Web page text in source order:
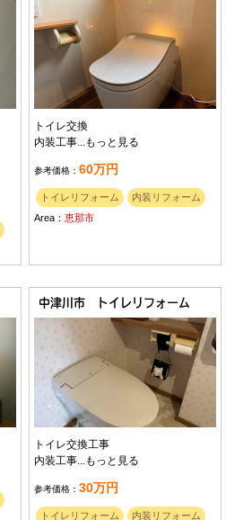
トイレ交換
内装工事...もっと見る
参考価格：60万円
トイレリフォーム
内装リフォーム
Area：恵那市
中津川市 トイレリフォーム
トイレ交換工事
内装工事...もっと見る
参考価格：30万円
トイレリフォーム 内装リフォーム